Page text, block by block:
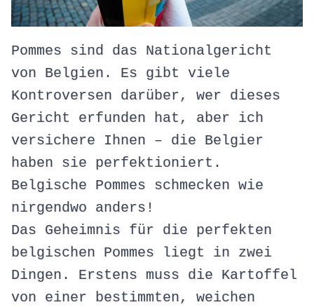
Pommes sind das Nationalgericht
von Belgien. Es gibt viele
Kontroversen darüber, wer dieses
Gericht erfunden hat, aber ich
versichere Ihnen – die Belgier
haben sie perfektioniert.
Belgische Pommes schmecken wie
nirgendwo anders!
Das Geheimnis für die perfekten
belgischen Pommes liegt in zwei
Dingen. Erstens muss die Kartoffel
von einer bestimmten, weichen